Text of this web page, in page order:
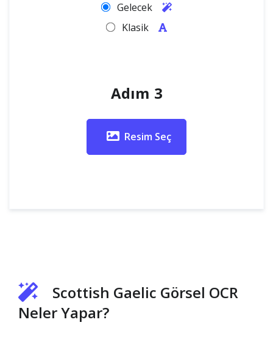
Gelecek
Klasik
Adım 3
Resim Seç
Scottish Gaelic Görsel OCR
Neler Yapar?